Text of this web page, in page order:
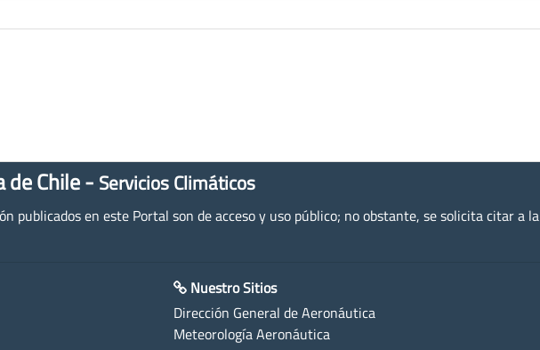
de Chile - Servicios Climáticos
publicados en este Portal son de acceso y uso público; no obstante, se solicita citar a la
Nuestro Sitios
Dirección General de Aeronáutica
Meteorología Aeronáutica